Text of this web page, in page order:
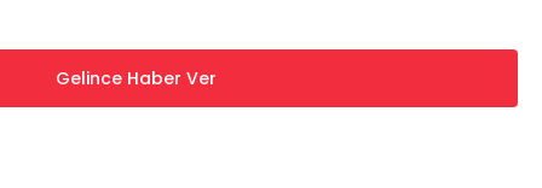
Gelince Haber Ver